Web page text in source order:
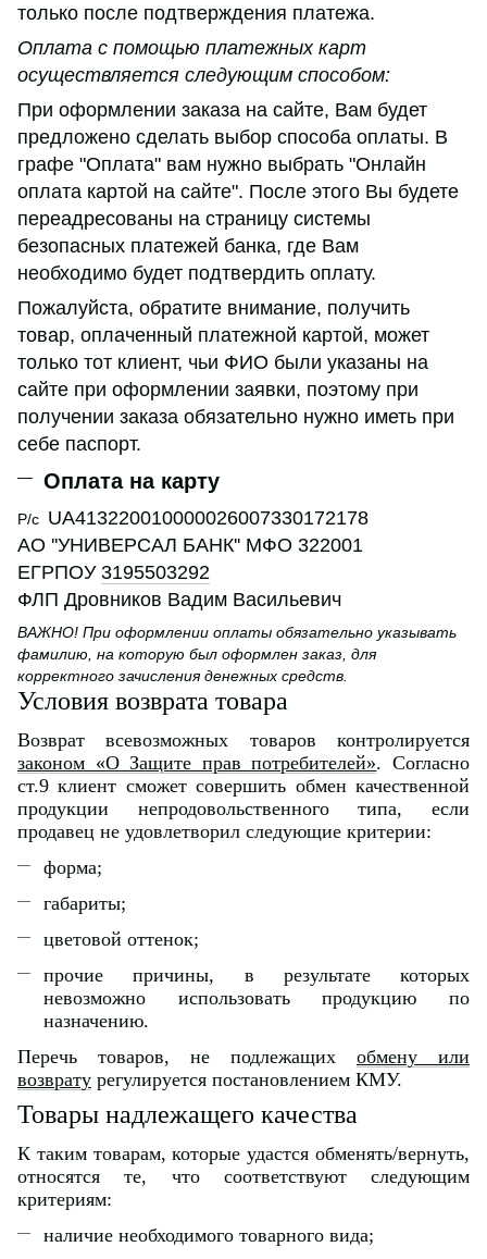
только после подтверждения платежа.
Оплата с помощью платежных карт
осуществляется следующим способом:
При оформлении заказа на сайте, Вам будет
предложено сделать выбор способа оплаты. В
графе "Оплата" вам нужно выбрать "Онлайн
оплата картой на сайте". После этого Вы будете
переадресованы на страницу системы
безопасных платежей банка, где Вам
необходимо будет подтвердить оплату.
Пожалуйста, обратите внимание, получить
товар, оплаченный платежной картой, может
только тот клиент, чьи ФИО были указаны на
сайте при оформлении заявки, поэтому при
получении заказа обязательно нужно иметь при
себе паспорт.
Оплата на карту
Р/с UA413220010000026007330172178
АО ''УНИВЕРСАЛ БАНК'' МФО 322001
ЕГРПОУ 3195503292
ФЛП Дровников Вадим Васильевич
ВАЖНО! При оформлении оплаты обязательно указывать
фамилию, на которую был оформлен заказ, для
корректного зачисления денежных средств.
Условия возврата товара
Возврат всевозможных товаров контролируется
законом «О Защите прав потребителей». Согласно
ст.9 клиент сможет совершить обмен качественной
продукции непродовольственного типа, если
продавец не удовлетворил следующие критерии:
форма;
габариты;
цветовой оттенок;
прочие причины, в результате которых
невозможно использовать продукцию по
назначению.
Перечь товаров, не подлежащих обмену или
возврату регулируется постановлением КМУ.
Товары надлежащего качества
К таким товарам, которые удастся обменять/вернуть,
относятся те, что соответствуют следующим
критериям:
наличие необходимого товарного вида;